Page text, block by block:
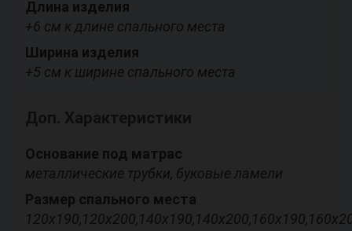
Длина изделия
+6 см к длине спального места
Ширина изделия
+5 см к ширине спального места
Доп. Характеристики
Основание под матрас
металлические трубки, буковые ламели
Размер спального места